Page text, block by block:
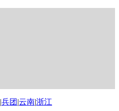
|兵团 |云南|浙江